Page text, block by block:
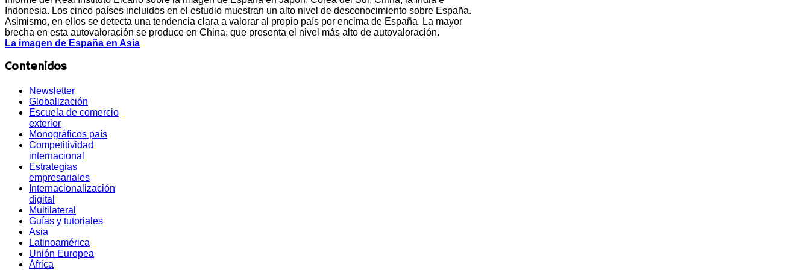
Indonesia. Los cinco países incluidos en el estudio muestran un alto nivel de desconocimiento sobre España.
Asimismo, en ellos se detecta una tendencia clara a valorar al propio país por encima de España. La mayor
brecha en esta autovaloración se produce en China, que presenta el nivel más alto de autovaloración.
La imagen de España en Asia
Contenidos
Newsletter
Globalización
Escuela de comercio
exterior
Monográficos país
Competitividad
internacional
Estrategias
empresariales
Internacionalización
digital
Multilateral
Guías y tutoriales
Asia
Latinoamérica
Unión Europea
África